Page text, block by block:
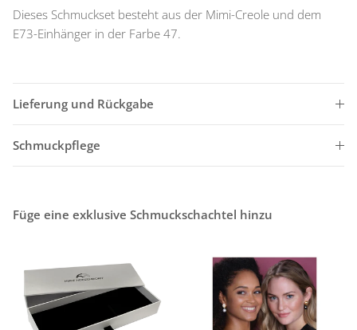
Dieses Schmuckset besteht aus der Mimi-Creole und dem
E73-Einhänger in der Farbe 47.
Lieferung und Rückgabe
Schmuckpflege
Füge eine exklusive Schmuckschachtel hinzu